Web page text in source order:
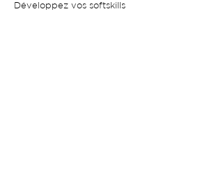
Développez vos softskills